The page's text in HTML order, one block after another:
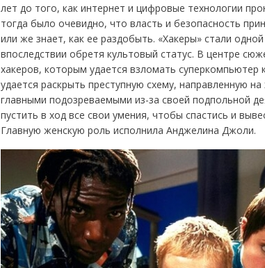
лет до того, как интернет и цифровые технологии
тогда было очевидно, что власть и безопасность
или же знает, как ее раздобыть. «Хакеры» стали
впоследствии обретя культовый статус. В центре
хакеров, которым удается взломать суперкомпьютер
удается раскрыть преступную схему, направленную
главными подозреваемыми из-за своей подпольной
пустить в ход все свои умения, чтобы спастись и
Главную женскую роль исполнила Анджелина Джоли.